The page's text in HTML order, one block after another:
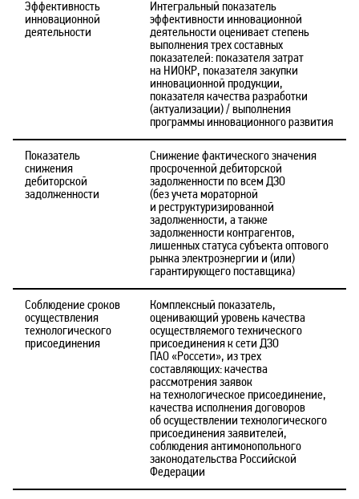
Эффективность
инновационной
деятельности
Интегральный показатель
эффективности инновационной
деятельности оценивает степень
выполнения трех составных
показателей: показателя затрат
на НИОКР, показателя закупки
инновационной продукции,
показателя качества разработки
(актуализации) / выполнения
программы инновационного развития
Показатель
снижения
дебиторской
задолженности
Снижение фактического значения
просроченной дебиторской
задолженности по всем ДЗО
(без учета мораторной
и реструктуризированной
задолженности, а также
задолженности контрагентов,
лишенных статуса субъекта оптового
рынка электроэнергии и (или)
гарантирующего поставщика)
Соблюдение сроков
осуществления
технологического
присоединения
Комплексный показатель,
оценивающий уровень качества
осуществляемого технического
присоединения к сети ДЗО
ПАО «Россети», из трех
составляющих: качества
рассмотрения заявок
на технологическое присоединение,
качества исполнения договоров
об осуществлении технологического
присоединения заявителей,
соблюдения антимонопольного
законодательства Российской
Федерации